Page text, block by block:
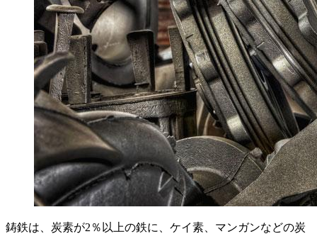
鋳鉄は、炭素が2％以上の鉄に、ケイ素、マンガンなどの炭